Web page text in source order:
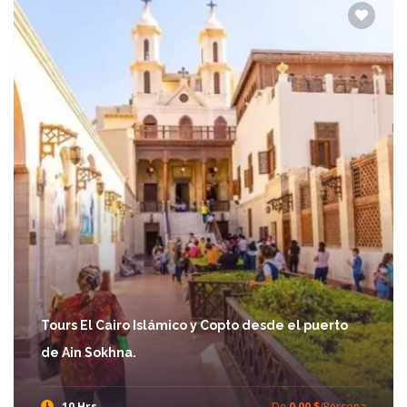
Tours El Cairo Islámico y Copto desde el puerto
de Ain Sokhna.